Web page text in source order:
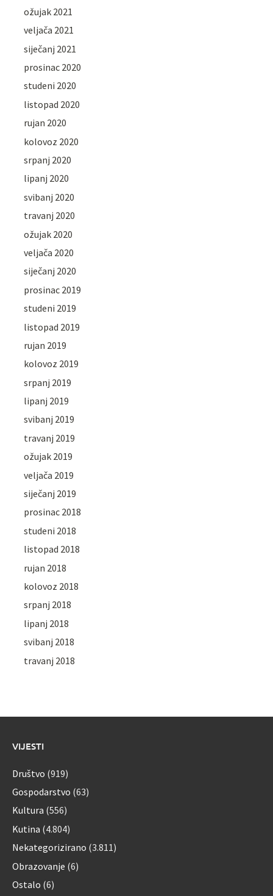
ožujak 2021
veljača 2021
siječanj 2021
prosinac 2020
studeni 2020
listopad 2020
rujan 2020
kolovoz 2020
srpanj 2020
lipanj 2020
svibanj 2020
travanj 2020
ožujak 2020
veljača 2020
siječanj 2020
prosinac 2019
studeni 2019
listopad 2019
rujan 2019
kolovoz 2019
srpanj 2019
lipanj 2019
svibanj 2019
travanj 2019
ožujak 2019
veljača 2019
siječanj 2019
prosinac 2018
studeni 2018
listopad 2018
rujan 2018
kolovoz 2018
srpanj 2018
lipanj 2018
svibanj 2018
travanj 2018
VIJESTI
Društvo (919)
Gospodarstvo (63)
Kultura (556)
Kutina (4.804)
Nekategorizirano (3.811)
Obrazovanje (6)
Ostalo (6)